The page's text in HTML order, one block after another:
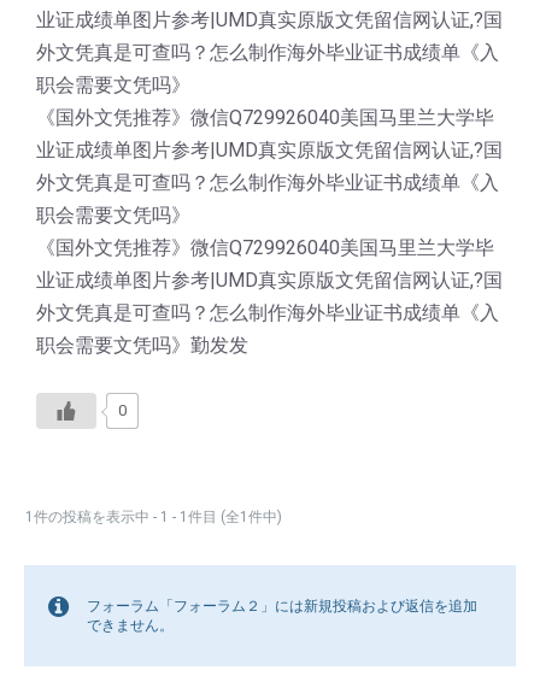
业证成绩单图片参考|UMD真实原版文凭留信网认证,?国
外文凭真是可查吗？怎么制作海外毕业证书成绩单《入
职会需要文凭吗》
《国外文凭推荐》微信Q729926040美国马里兰大学毕
业证成绩单图片参考|UMD真实原版文凭留信网认证,?国
外文凭真是可查吗？怎么制作海外毕业证书成绩单《入
职会需要文凭吗》
《国外文凭推荐》微信Q729926040美国马里兰大学毕
业证成绩单图片参考|UMD真实原版文凭留信网认证,?国
外文凭真是可查吗？怎么制作海外毕业证书成绩单《入
职会需要文凭吗》勤发发
0
1件の投稿を表示中 - 1 - 1件目 (全1件中)
フォーラム「フォーラム２」には新規投稿および返信を追加
できません。